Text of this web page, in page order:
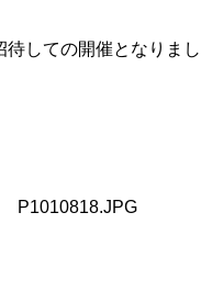
しての開催となりまし